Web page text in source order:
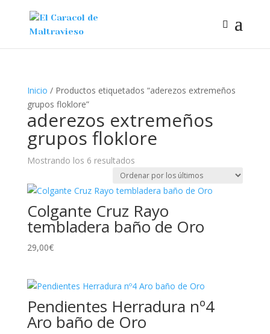
Inicio / Productos etiquetados “aderezos extremeños
grupos floklore”
aderezos extremeños
grupos floklore
Mostrando los 6 resultadosOrdenado
por
los
Colgante Cruz Rayo
tembladera baño de Oro
29,00€
Pendientes Herradura nº4
Aro baño de Oro